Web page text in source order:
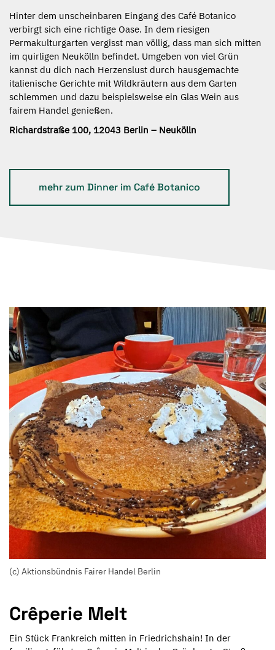
Hinter dem unscheinbaren Eingang des Café Botanico
verbirgt sich eine richtige Oase. In dem riesigen
Permakulturgarten vergisst man völlig, dass man sich mitten
im quirligen Neukölln befindet. Umgeben von viel Grün
kannst du dich nach Herzenslust durch hausgemachte
italienische Gerichte mit Wildkräutern aus dem Garten
schlemmen und dazu beispielsweise ein Glas Wein aus
fairem Handel genießen.
Richardstraße 100, 12043 Berlin – Neukölln
mehr zum Dinner im Café Botanico
(c) Aktionsbündnis Fairer Handel Berlin
Crêperie Melt
Ein Stück Frankreich mitten in Friedrichshain! In der